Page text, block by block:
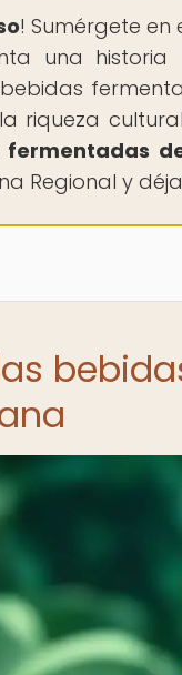
! Sumérgete
una historia
riqueza
fermentadas
Regional y